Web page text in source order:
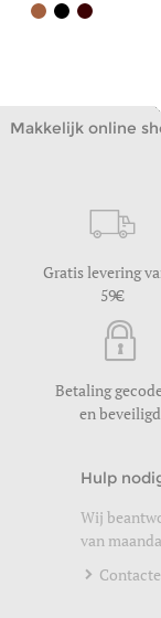
Makkelijk online
Gratis levering
59
Betaling
en beveiligd
Hulp
Wij
van